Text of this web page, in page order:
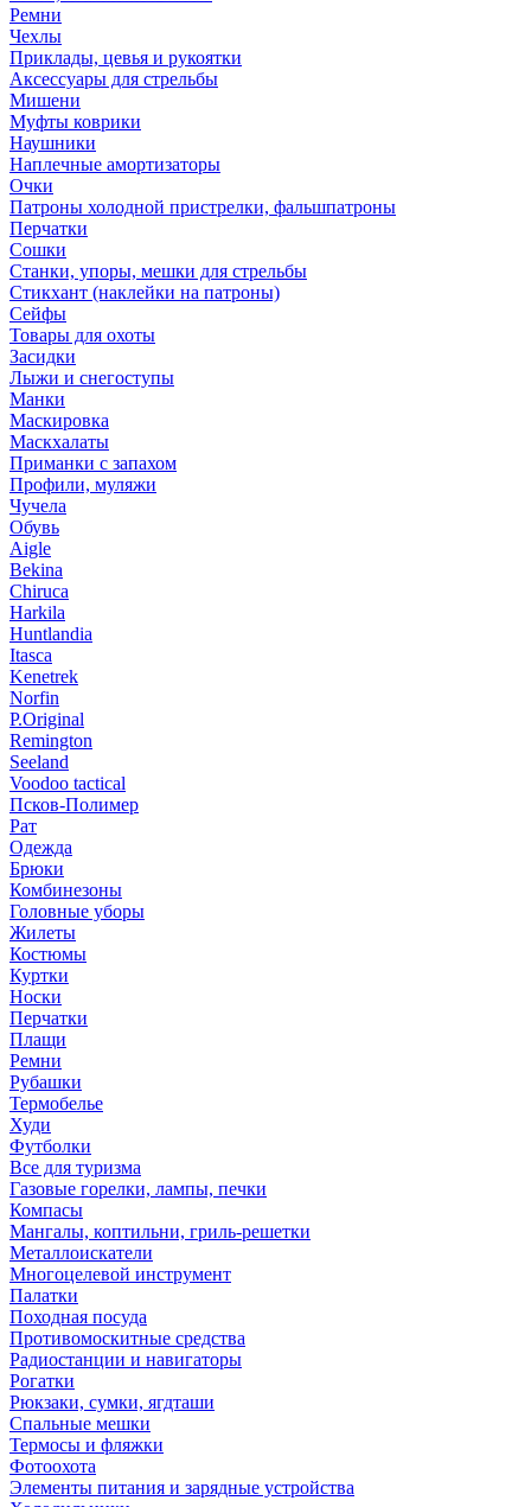
Ремни
Чехлы
Приклады, цевья и рукоятки
Аксессуары для стрельбы
Мишени
Муфты коврики
Наушники
Наплечные амортизаторы
Очки
Патроны холодной пристрелки, фальшпатроны
Перчатки
Сошки
Станки, упоры, мешки для стрельбы
Стикхант (наклейки на патроны)
Сейфы
Товары для охоты
Засидки
Лыжи и снегоступы
Манки
Маскировка
Маскхалаты
Приманки с запахом
Профили, муляжи
Чучела
Обувь
Aigle
Bekina
Chiruсa
Harkila
Huntlandia
Itasca
Kenetrek
Norfin
P.Original
Remington
Seeland
Voodoo tactical
Псков-Полимер
Рат
Одежда
Брюки
Комбинезоны
Головные уборы
Жилеты
Костюмы
Куртки
Носки
Перчатки
Плащи
Ремни
Рубашки
Термобелье
Худи
Футболки
Все для туризма
Газовые горелки, лампы, печки
Компасы
Мангалы, коптильни, гриль-решетки
Металлоискатели
Многоцелевой инструмент
Палатки
Походная посуда
Противомоскитные средства
Радиостанции и навигаторы
Рогатки
Рюкзаки, сумки, ягдташи
Спальные мешки
Термосы и фляжки
Фотоохота
Элементы питания и зарядные устройства